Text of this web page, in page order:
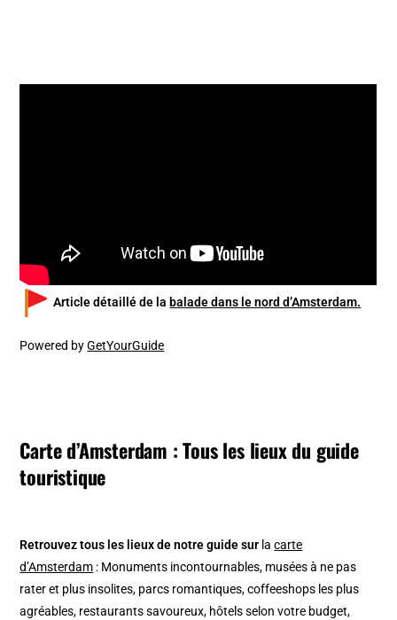
English version
Article détaillé de la balade dans le nord d’Amsterdam.
Powered byGetYourGuide
Carte d’Amsterdam : Tous les lieux du guide
touristique
Retrouvez tous les lieux de notre guide sur lacarte
d’Amsterdam : Monuments incontournables, musées à ne pas
rater et plus insolites, parcs romantiques, coffeeshops les plus
agréables, restaurants savoureux, hôtels selon votre budget,